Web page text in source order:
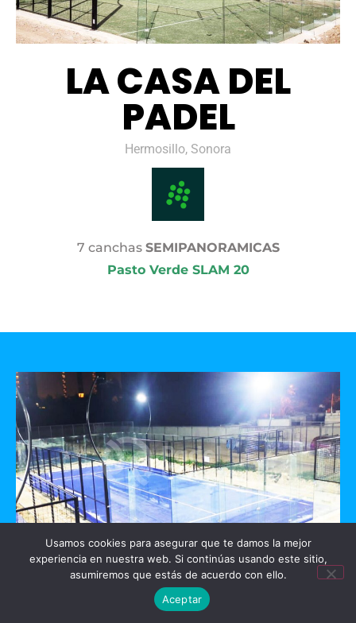
LA CASA DEL
PADEL
Hermosillo, Sonora
7 canchas SEMIPANORAMICAS
Pasto Verde SLAM 20
GO PADEL
Usamos cookies para asegurar que te damos la mejor
experiencia en nuestra web. Si continúas usando este sitio,
asumiremos que estás de acuerdo con ello.
Aceptar